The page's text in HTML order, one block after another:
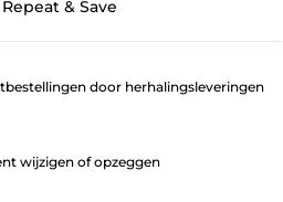
& Save
door herhalingsleveringen
wijzigen of opzeggen